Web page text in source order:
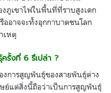
ภูเขาไฟในพื้นที่ที่ราบสูงเดก
อาจจะทั้งอุกกาบาตชนโลก
เหตุ
รั้งที่ 6 รึเปล่า ?
การสูญพันธุ์ของสายพันธุ์ต่าง
ย์แต่สิ่งนี้ถือว่าเป็นการสูญพันธุ์